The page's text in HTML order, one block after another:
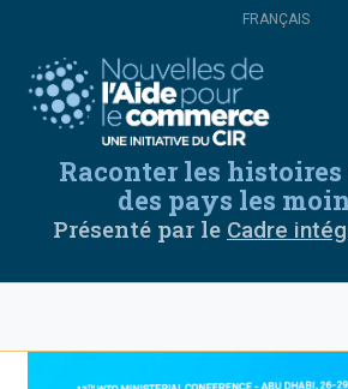
principal
Select
your
Raconter les histoires
des pays les
Présenté par le Cadre